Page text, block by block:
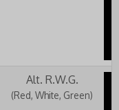
Alt. R.W.G.
(Red, White, Green)